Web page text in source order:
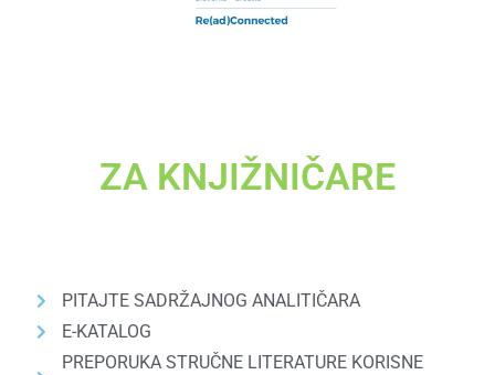
ZA KNJIŽNIČARE
PITAJTE SADRŽAJNOG ANALITIČARA
E-KATALOG
PREPORUKA STRUČNE LITERATURE KORISNE